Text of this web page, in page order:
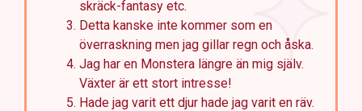
skräck-fantasy etc.
Detta kanske inte kommer som en
överraskning men jag gillar regn och åska.
Jag har en Monstera längre än mig själv.
Växter är ett stort intresse!
Hade jag varit ett djur hade jag varit en räv.